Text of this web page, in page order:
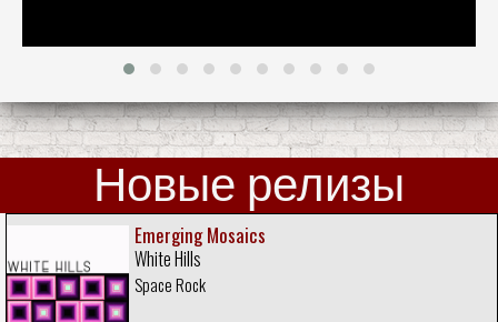
Новые релизы
Emerging Mosaics
White Hills
Space Rock